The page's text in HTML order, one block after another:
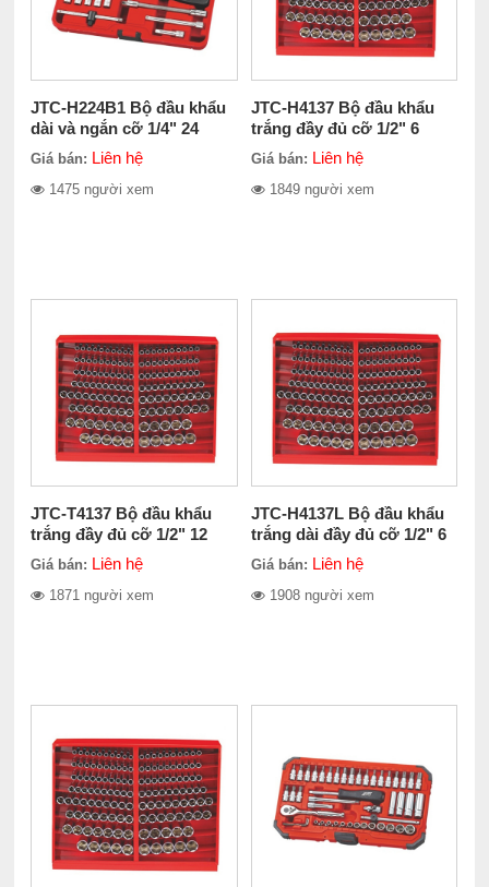
JTC-H224B1 Bộ đầu khẩu
dài và ngắn cỡ 1/4" 24
chiếc
Giá bán: Liên hệ
1475 người xem
JTC-H4137 Bộ đầu khẩu
trắng đầy đủ cỡ 1/2" 6
cạnh 137 chiếc
Giá bán: Liên hệ
1849 người xem
JTC-T4137 Bộ đầu khẩu
trắng đầy đủ cỡ 1/2" 12
cạnh 137 chiếc
Giá bán: Liên hệ
1871 người xem
JTC-H4137L Bộ đầu khẩu
trắng dài đầy đủ cỡ 1/2" 6
cạnh 137 chiếc
Giá bán: Liên hệ
1908 người xem